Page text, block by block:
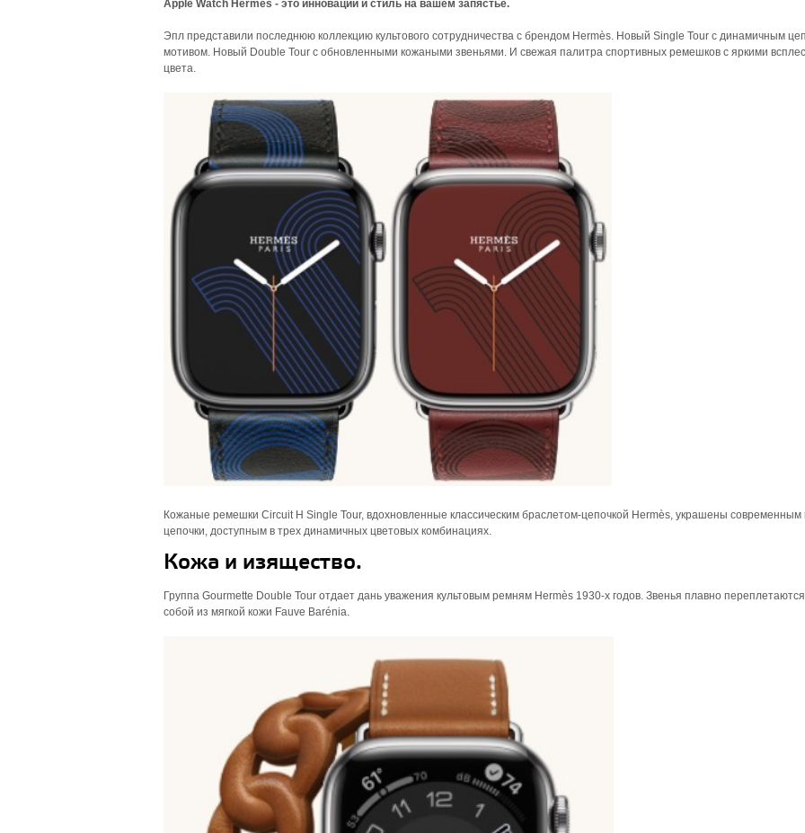
Apple Watch Hermès - это инновации и стиль на вашем запястье.
Эпл представили последнюю коллекцию культового сотрудничества с брендом Hermès. Новый Single Tour с динамичным
мотивом. Новый Double Tour с обновленными кожаными звеньями. И свежая палитра спортивных ремешков с яркими
цвета.
Кожаные ремешки Circuit H Single Tour, вдохновленные классическим браслетом-цепочкой Hermès, украшены современным
цепочки, доступным в трех динамичных цветовых комбинациях.
Кожа и изящество.
Группа Gourmette Double Tour отдает дань уважения культовым ремням Hermès 1930-х годов. Звенья плавно
собой из мягкой кожи Fauve Barénia.